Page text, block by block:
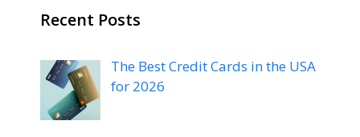
Recent Posts
The Best Credit Cards in the USA
for 2026